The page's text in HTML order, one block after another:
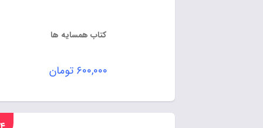
کتاب همسایه ها
۶۰۰,۰۰۰تومان